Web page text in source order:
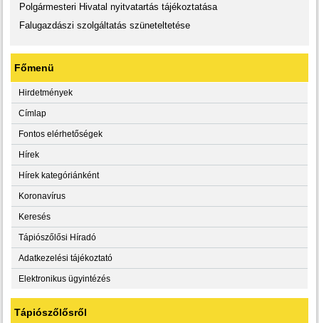
Polgármesteri Hivatal nyitvatartás tájékoztatása
Falugazdászi szolgáltatás szüneteltetése
Főmenü
Hirdetmények
Címlap
Fontos elérhetőségek
Hírek
Hírek kategóriánként
Koronavírus
Keresés
Tápiószőlősi Híradó
Adatkezelési tájékoztató
Elektronikus ügyintézés
Tápiószőlősről